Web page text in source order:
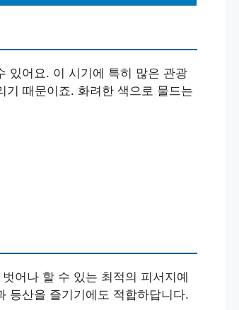
있어요. 이 시기에 특히 많은 관광
기 때문이죠. 화려한 색으로 물드는
어나 할 수 있는 최적의 피서지예
등산을 즐기기에도 적합하답니다.